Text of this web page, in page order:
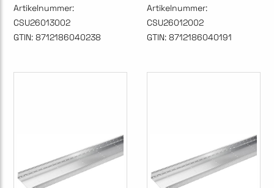
Artikelnummer:
CSU26013002
GTIN: 8712186040238
Artikelnummer:
CSU26012002
GTIN: 8712186040191